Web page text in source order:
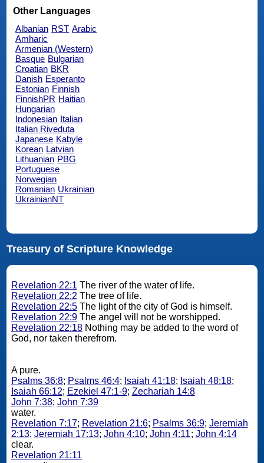
Other Languages
Albanian RST Arabic
Amharic
Armenian (Western)
Basque Bulgarian
Croatian BKR
Danish Esperanto
Estonian Finnish
FinnishPR Haitian
Hungarian
Indonesian Italian
Italian Riveduta
Japanese Kabyle
Korean Latvian
Lithuanian PBG
Portuguese
Norwegian
Romanian Ukrainian
UkrainianNT
Treasury of Scripture Knowledge
Revelation 22:1 The river of the water of life.
Revelation 22:2 The tree of life.
Revelation 22:5The light of the city of God is himself.
Revelation 22:9The angel will not be worshipped.
Revelation 22:18Nothing may be added to the word of
God, nor taken therefrom.
A pure.
Psalms 36:8; Psalms 46:4; Isaiah 41:18; Isaiah 48:18;
Isaiah 66:12; Ezekiel 47:1-9; Zechariah 14:8
John 7:38; John 7:39
water.
Revelation 7:17; Revelation 21:6; Psalms 36:9; Jeremiah
2:13; Jeremiah 17:13; John 4:10; John 4:11; John 4:14
clear.
Revelation 21:11